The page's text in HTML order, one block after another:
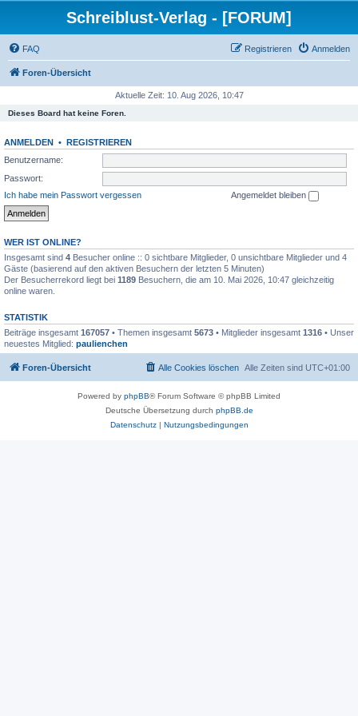
Schreiblust-Verlag - [FORUM]
FAQ Anmelden
Registrieren
Foren-Übersicht
Aktuelle Zeit: 10. Aug 2026, 10:47
Dieses Board hat keine Foren.
ANMELDEN • REGISTRIEREN
Benutzername:
Passwort:
Ich habe mein Passwort vergessen
Angemeldet bleiben
WER IST ONLINE?
Insgesamt sind 4 Besucher online :: 0 sichtbare Mitglieder, 0 unsichtbare Mitglieder und 4
Gäste (basierend auf den aktiven Besuchern der letzten 5 Minuten)
Der Besucherrekord liegt bei 1189 Besuchern, die am 10. Mai 2026, 10:47 gleichzeitig
online waren.
STATISTIK
Beiträge insgesamt 167057 • Themen insgesamt 5673 • Mitglieder insgesamt 1316 • Unser
neuestes Mitglied: paulienchen
Foren-Übersicht Alle Zeiten sind UTC+01:00
Alle Cookies löschen
Powered by phpBB® Forum Software © phpBB Limited
Deutsche Übersetzung durch phpBB.de
Datenschutz| Nutzungsbedingungen